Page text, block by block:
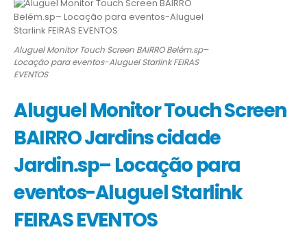
Aluguel Monitor Touch Screen BAIRRO Belém.sp–
Locação para eventos-Aluguel Starlink FEIRAS
EVENTOS
Aluguel Monitor Touch Screen
BAIRRO Jardins cidade
Jardin.sp– Locação para
eventos-Aluguel Starlink
FEIRAS EVENTOS